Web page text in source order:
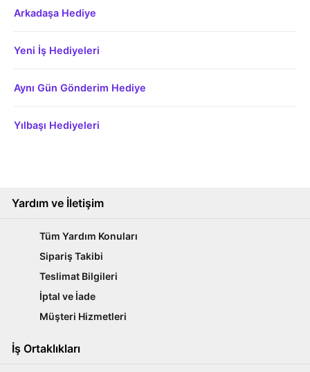
Arkadaşa Hediye
Yeni İş Hediyeleri
Aynı Gün Gönderim Hediye
Yılbaşı Hediyeleri
Yardım ve İletişim
Tüm Yardım Konuları
Sipariş Takibi
Teslimat Bilgileri
İptal ve İade
Müşteri Hizmetleri
İş Ortaklıkları